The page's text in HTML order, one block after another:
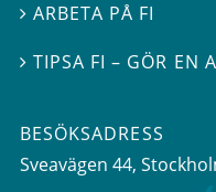
 ARBETA PÅ FI
TIPSA FI – GÖR EN
BESÖKSADRESS
Sveavägen 44,